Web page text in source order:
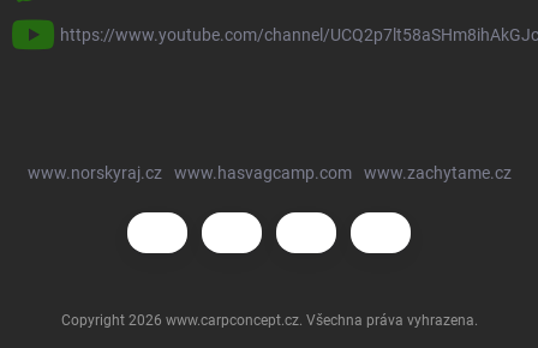
https://www.youtube.com/channel/
www.norskyraj.cz www.hasvagcamp.com www.zachytame.cz
Copyright 2026 www.carpconcept.cz. Všechna práva vyhrazena.